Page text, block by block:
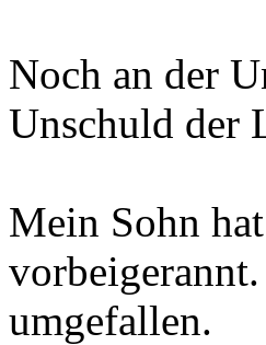
Noch an der
Unschuld der
Mein Sohn
umgefallen.